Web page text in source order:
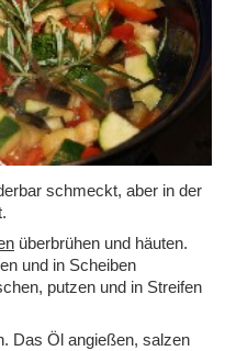
schmeckt, aber in der
überbrühen und häuten.
und in Scheiben
putzen und in Streifen
Das Öl angießen, salzen